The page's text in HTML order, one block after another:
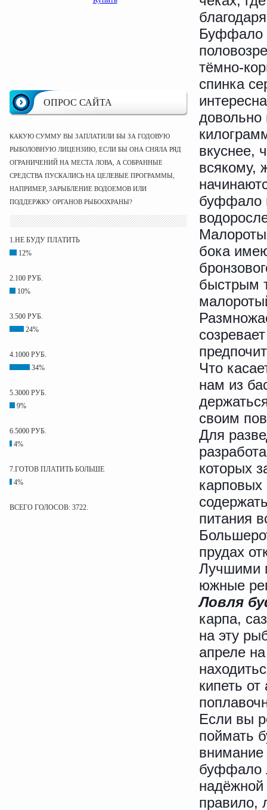
ОПРОС САЙТА
КАКУЮ СУММУ ВЫ ЗАПЛАТИЛИ БЫ ЗА ГОДОВУЮ
РЫБОЛОВНУЮ ЛИЦЕНЗИЮ, ЕСЛИ БЫ ОНА СНЯЛА РЯД
ОГРАНИЧЕНИЙ НА МЕСТА ЛОВА, А СОБРАННЫЕ
СРЕДСТВА ПУСКАЛИСЬ НА ЦЕЛЕВЫЕ ПРОГРАММЫ,
НАПРИМЕР, ЗАРЫБЛЕНИЕ ВОДОЕМОВ ИЛИ
ПОДДЕРЖКУ ОРГАНОВ РЫБООХРАНЫ?
1.НЕ БУДУ ПЛАТИТЬ
12%
2.100 РУБ.
10%
3.500 РУБ.
24%
4.1000 РУБ.
34%
5.3000 РУБ.
9%
6.5000 РУБ.
4%
7.ГОТОВ ПЛАТИТЬ БОЛЬШЕ
4%
ВСЕГО ГОЛОСОВ: 3722.
Буффало
тёмно-
спинка
довольно
вкуснее,
всякому,
буффало
бока
быстрым
Что
нам из
своим
Для
которых
карповых
питания
прудах
Лучшими
южные
Ловля
карпа,
на эту
апреле
кипеть
Если вы
поймать
буффало
надёжной
правило,